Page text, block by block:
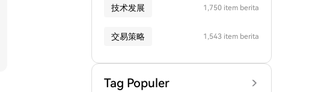
技术发展 1,750 item berita
交易策略 1,543 item berita
Tag Populer